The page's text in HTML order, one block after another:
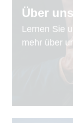
Über uns
Lernen Sie
mehr über